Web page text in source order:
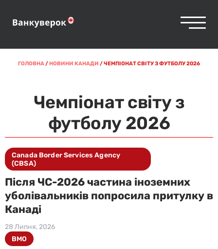
ГОЛОВНА/НОВИНИ КАНАДИ /ЧЕМПІОНАТ СВІТУ З ФУТБОЛУ 2026
Чемпіонат світу з
футболу 2026
Після ЧС-2026 частина іноземних
уболівальників попросила притулку в
Канаді
28 Липня, 2026
Canada Border Services Agency
(CBSA)
BMO